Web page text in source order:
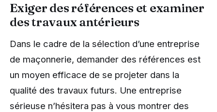
Exiger des références et examiner
des travaux antérieurs
Dans le cadre de la sélection d’une entreprise
de maçonnerie, demander des références est
un moyen efficace de se projeter dans la
qualité des travaux futurs. Une entreprise
sérieuse n’hésitera pas à vous montrer des